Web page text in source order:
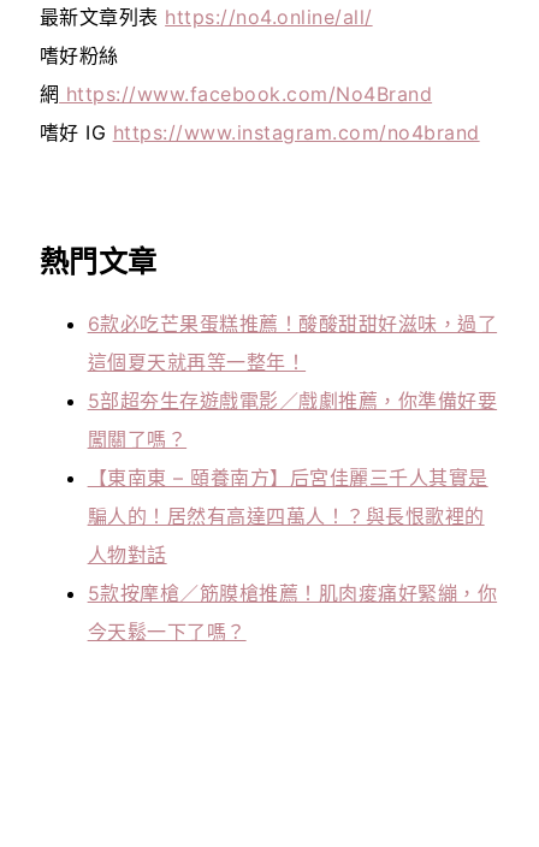
最新文章列表 https://no4.online/all/
嗜好粉絲
網 https://www.facebook.com/No4Brand
嗜好 IG https://www.instagram.com/no4brand
熱門文章
6款必吃芒果蛋糕推薦！酸酸甜甜好滋味，過了
這個夏天就再等一整年！
5部超夯生存遊戲電影／戲劇推薦，你準備好要
闖關了嗎？
【東南東 – 頤養南方】后宮佳麗三千人其實是
騙人的！居然有高達四萬人！？與長恨歌裡的
人物對話
5款按摩槍／筋膜槍推薦！肌肉痠痛好緊繃，你
今天鬆一下了嗎？